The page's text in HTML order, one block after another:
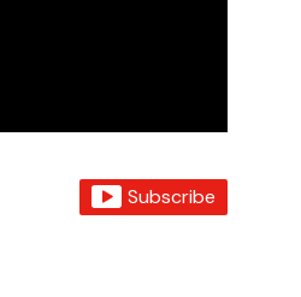
Subscribe